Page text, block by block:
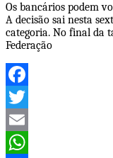
Os bancários podem
A decisão sai nesta
categoria. No final da
Federação
Facebook
Twitter
Email